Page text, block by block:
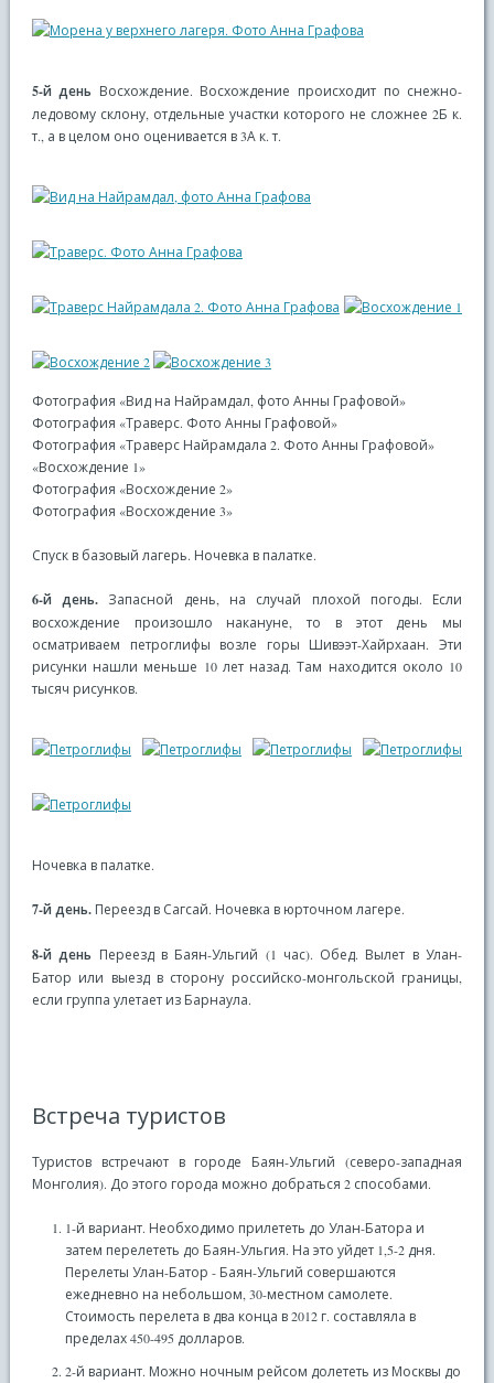
5-й день Восхождение. Восхождение происходит по снежно-
ледовому склону, отдельные участки которого не сложнее 2Б к.
т., а в целом оно оценивается в 3А к. т.
Фотография «Вид на Найрамдал, фото Анны Графовой»
Фотография «Траверс. Фото Анны Графовой»
Фотография «Траверс Найрамдала 2. Фото Анны Графовой»
«Восхождение 1»
Фотография «Восхождение 2»
Фотография «Восхождение 3»
Спуск в базовый лагерь. Ночевка в палатке.
6-й день. Запасной день, на случай плохой погоды. Если
восхождение произошло накануне, то в этот день мы
осматриваем петроглифы возле горы Шивээт-Хайрхаан. Эти
рисунки нашли меньше 10 лет назад. Там находится около 10
тысяч рисунков.
Ночевка в палатке.
7-й день. Переезд в Сагсай. Ночевка в юрточном лагере.
8-й день Переезд в Баян-Ульгий (1 час). Обед. Вылет в Улан-
Батор или выезд в сторону российско-монгольской границы,
если группа улетает из Барнаула.
Встреча туристов
Туристов встречают в городе Баян-Ульгий (северо-западная
Монголия). До этого города можно добраться 2 способами.
1-й вариант. Необходимо прилететь до Улан-Батора и
затем перелететь до Баян-Ульгия. На это уйдет 1,5-2 дня.
Перелеты Улан-Батор - Баян-Ульгий совершаются
ежедневно на небольшом, 30-местном самолете.
Стоимость перелета в два конца в 2012 г. составляла в
пределах 450-495 долларов.
2-й вариант. Можно ночным рейсом долететь из Москвы до